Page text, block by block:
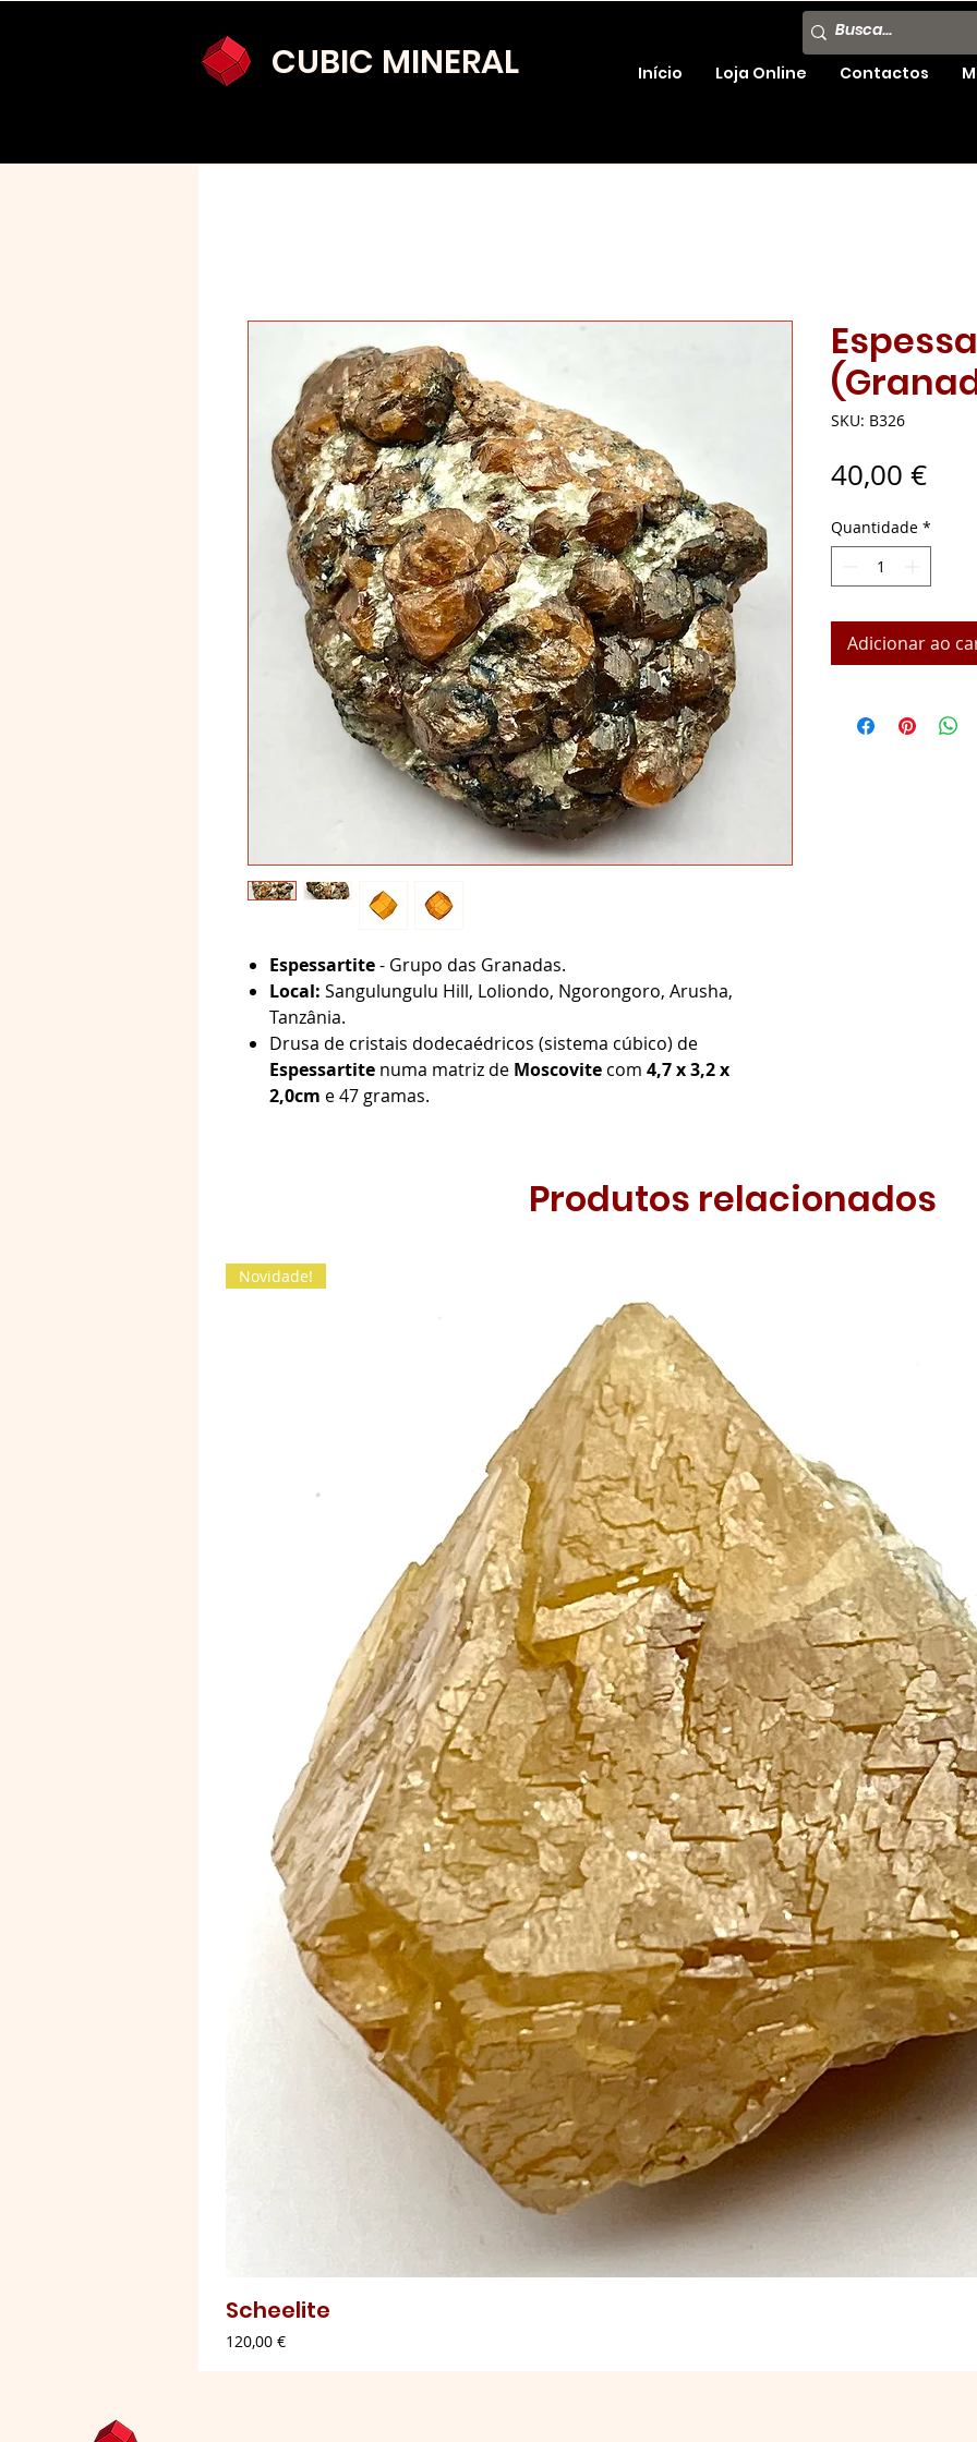
CUBIC MINERAL Início Loja Online Contactos
Espessartite- Grupo das Granadas.
Local: Sangulungulu Hill, Loliondo, Ngorongoro, Arusha,
Tanzânia.
Drusa de cristais dodecaédricos (sistema cúbico) de
Espessartite numa matriz de Moscovite com 4,7 x 3,2 x
2,0cm e 47 gramas.
SKU: B326
40,00 €
Quantidade *
Adicionar ao
Produtos relacionados
Novidade!
Scheelite
Preço
120,00 €